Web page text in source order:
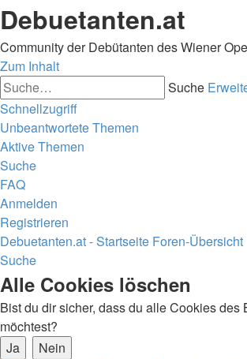
Debuetanten.at
Community der Debütanten des Wiener
Zum Inhalt
Suche
Schnellzugriff
Unbeantwortete Themen
Aktive Themen
Suche
FAQ
Anmelden
Registrieren
Debuetanten.at - Startseite Foren-Übersicht
Suche
Alle Cookies löschen
Bist du dir sicher, dass du alle Cookies des
möchtest?